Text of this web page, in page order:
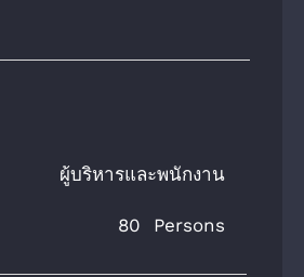
ผู้บริหารและพนักงาน
80 Persons